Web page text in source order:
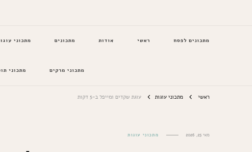
מתכונים לפסח ראשי אודות מתכונים מתכוני
מתכוני מרקים מתכוני
ראשי מתכוני עוגות עוגת שקדים ומייפל ב-5 דקות
מאי 25, 2026 מתכוני עוגות